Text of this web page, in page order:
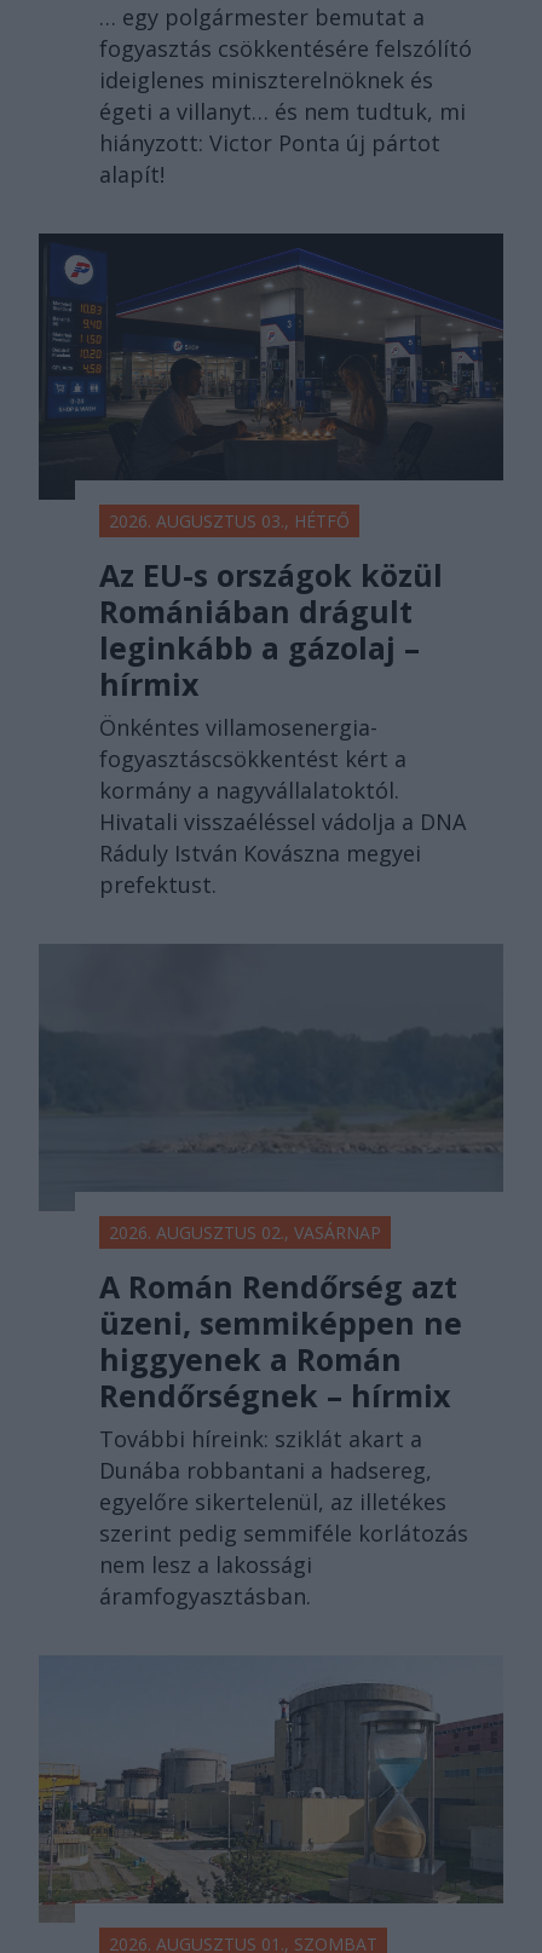
… egy polgármester bemutat a
fogyasztás csökkentésére felszólító
ideiglenes miniszterelnöknek és
égeti a villanyt… és nem tudtuk, mi
hiányzott: Victor Ponta új pártot
alapít!
2026. AUGUSZTUS 03., HÉTFŐ
Az EU-s országok közül
Romániában drágult
leginkább a gázolaj –
hírmix
Önkéntes villamosenergia-
fogyasztáscsökkentést kért a
kormány a nagyvállalatoktól.
Hivatali visszaéléssel vádolja a DNA
Ráduly István Kovászna megyei
prefektust.
2026. AUGUSZTUS 02., VASÁRNAP
A Román Rendőrség azt
üzeni, semmiképpen ne
higgyenek a Román
Rendőrségnek – hírmix
További híreink: sziklát akart a
Dunába robbantani a hadsereg,
egyelőre sikertelenül, az illetékes
szerint pedig semmiféle korlátozás
nem lesz a lakossági
áramfogyasztásban.
2026. AUGUSZTUS 01., SZOMBAT